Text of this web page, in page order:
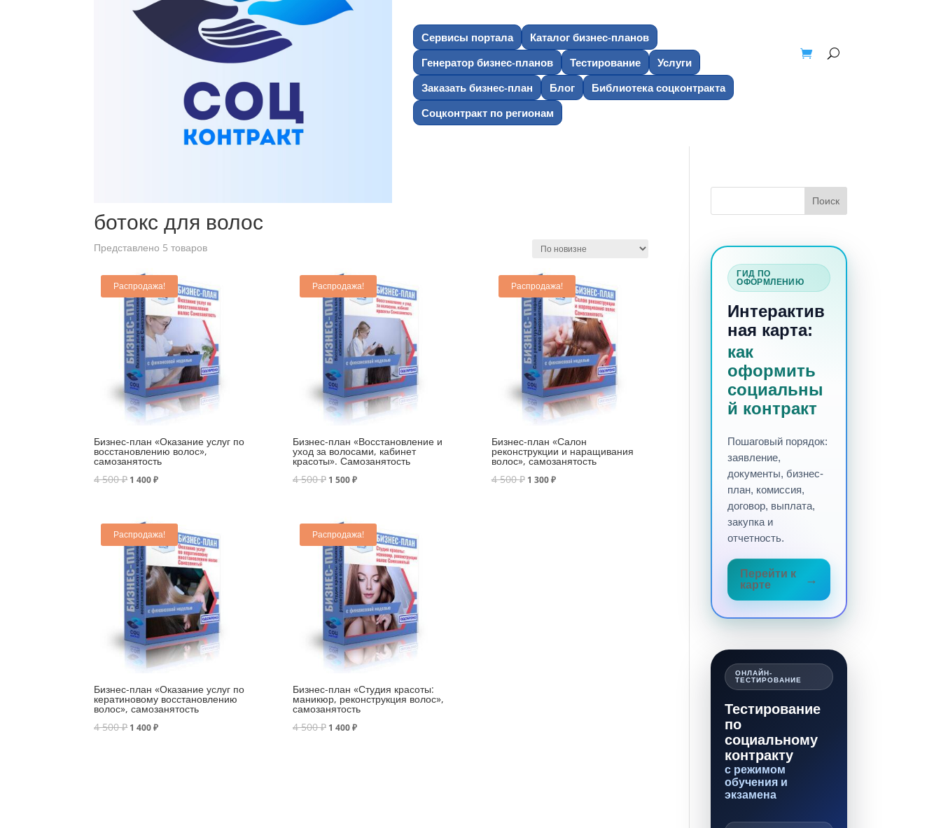
Сервисы портала
Каталог бизнес-планов
Генератор бизнес-планов
Тестирование
Услуги
Заказать бизнес-план
Блог
Библиотека соцконтракта
Соцконтракт по регионам
ботокс для волос
Представлено 5 товаров
Распродажа!
Бизнес-план «Оказание услуг по
восстановлению волос»,
самозанятость
4 500₽ 1 400₽
Распродажа!
Бизнес-план «Восстановление и
уход за волосами, кабинет
красоты». Самозанятость
4 500₽ 1 500₽
Распродажа!
Бизнес-план «Салон
реконструкции и наращивания
волос», самозанятость
4 500₽ 1 300₽
Распродажа!
Бизнес-план «Оказание услуг по
кератиновому восстановлению
волос», самозанятость
4 500₽ 1 400₽
Распродажа!
Бизнес-план «Студия красоты:
маникюр, реконструкция волос»,
самозанятость
4 500₽ 1 400₽
ГИД ПО
ОФОРМЛЕНИЮ
Интерактив
ная карта:
как
оформить
социальны
й контракт
Пошаговый порядок:
заявление,
документы, бизнес-
план, комиссия,
договор, выплата,
закупка и
отчетность.
Перейти к
карте
ОНЛАЙН-
ТЕСТИРОВАНИЕ
Тестирование
по
социальному
контракту
с режимом
обучения и
экзамена